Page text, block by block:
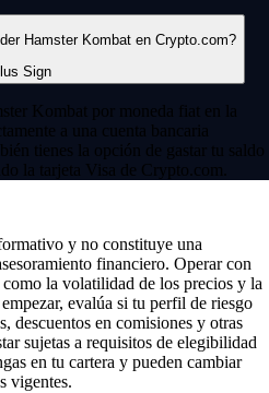
Hamster Kombat en Crypto.com?
Kombat por moneda fiat en la
a una cuenta bancaria
tienes la opción de gastar tu saldo
la tarjeta Visa de Crypto.com.
y no constituye una
financiero. Operar con
la volatilidad de los precios y la
evalúa si tu perfil de riesgo
descuentos en comisiones y otras
sujetas a requisitos de elegibilidad
en tu cartera y pueden cambiar
vigentes.